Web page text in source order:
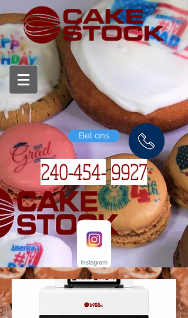
Bel ons
240-454- 9927